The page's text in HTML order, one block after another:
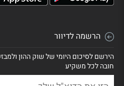
הרשמה לדיוור
הירשם לסיכום היומי של שוק ההון
חובה לכל משקיע